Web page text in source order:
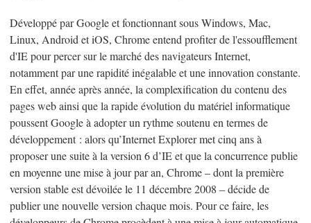
Développé par Google et fonctionnant sous Windows, Mac,
Linux, Android et iOS, Chrome entend profiter de l'essoufflement
d'IE pour percer sur le marché des navigateurs Internet,
notamment par une rapidité inégalable et une innovation constante.
En effet, année après année, la complexification du contenu des
pages web ainsi que la rapide évolution du matériel informatique
poussent Google à adopter un rythme soutenu en termes de
développement : alors qu’Internet Explorer met cinq ans à
proposer une suite à la version 6 d’IE et que la concurrence publie
en moyenne une mise à jour par an, Chrome – dont la première
version stable est dévoilée le 11 décembre 2008 – décide de
publier une nouvelle version chaque mois. Pour ce faire, les